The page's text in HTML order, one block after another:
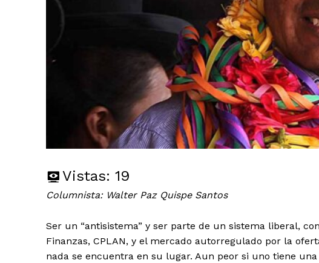
Vistas: 19
Columnista: Walter Paz Quispe Santos
Ser un “antisistema” y ser parte de un sistema liberal,
Finanzas, CPLAN, y el mercado autorregulado por la
nada se encuentra en su lugar. Aun peor si uno tiene